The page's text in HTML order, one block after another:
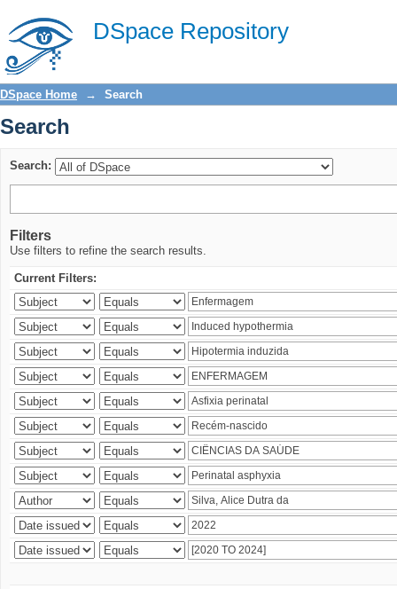
DSpace Repository
Search
DSpace Home → Search
Search
Search:
Filters
Use filters to refine the search results.
Current Filters: